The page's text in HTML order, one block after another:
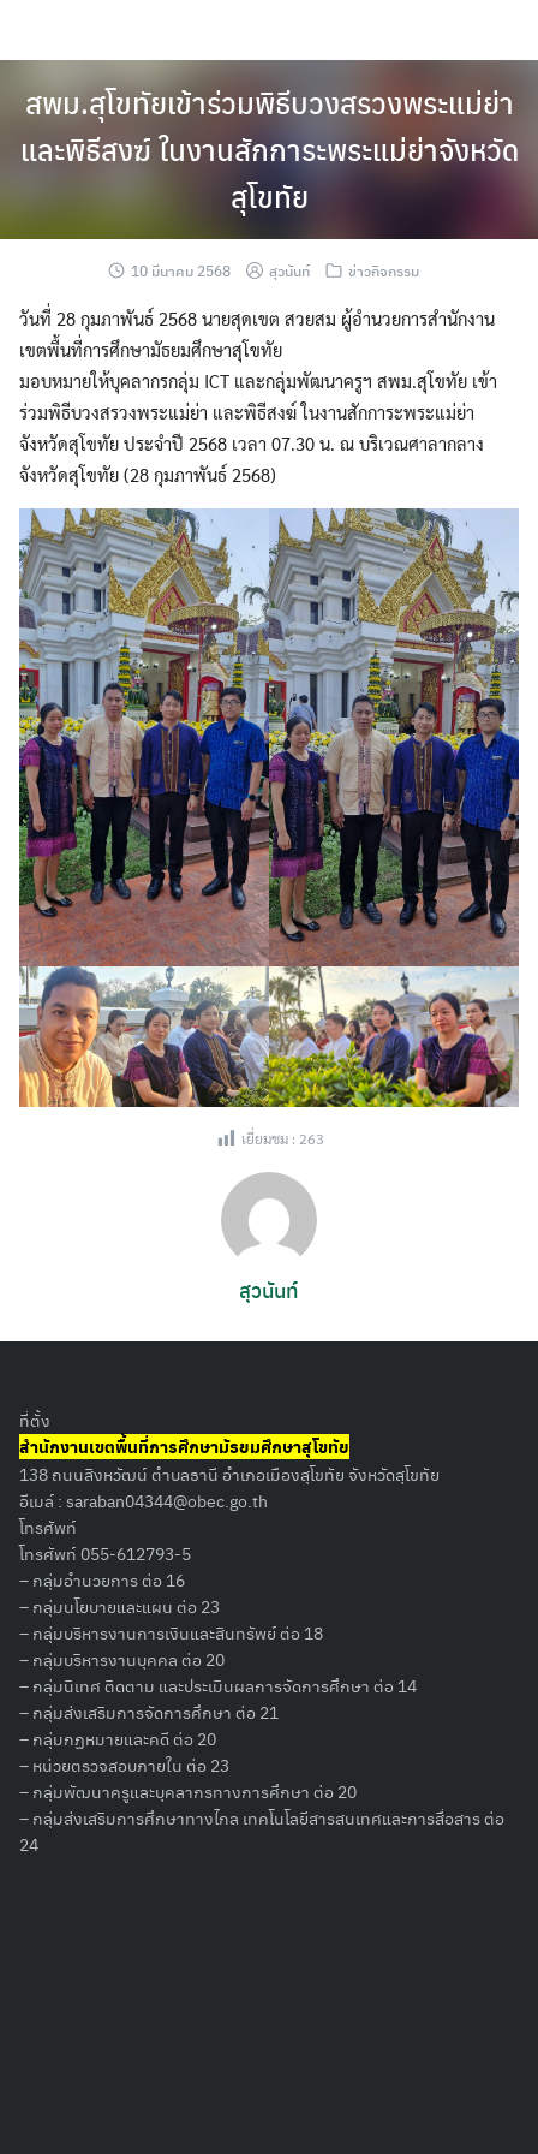
content
for:
สพม.สุโขทัยเข้าร่วมพิธีบวงสรวงพระแม่ย่า
และพิธีสงฆ์ ในงานสักการะพระแม่ย่าจังหวัด
สุโขทัย
10 มีนาคม 2568 สุวนันท์ ข่าวกิจกรรม
วันที่ 28 กุมภาพันธ์ 2568 นายสุดเขต สวยสม ผู้อำนวยการสำนักงาน
เขตพื้นที่การศึกษามัธยมศึกษาสุโขทัย
มอบหมายให้บุคลากรกลุ่ม ICT และกลุ่มพัฒนาครูฯ สพม.สุโขทัย เข้า
ร่วมพิธีบวงสรวงพระแม่ย่า และพิธีสงฆ์ ในงานสักการะพระแม่ย่า
จังหวัดสุโขทัย ประจำปี 2568 เวลา 07.30 น. ณ บริเวณศาลากลาง
จังหวัดสุโขทัย (28 กุมภาพันธ์ 2568)
เยี่ยมชม : 263
สุวนันท์
ที่ตั้ง
สำนักงานเขตพื้นที่การศึกษามัธยมศึกษาสุโขทัย
138 ถนนสิงหวัฒน์ ตำบลธานี อำเภอเมืองสุโขทัย จังหวัดสุโขทัย
อีเมล์ : saraban04344@obec.go.th
โทรศัพท์
โทรศัพท์ 055-612793-5
– กลุ่มอำนวยการ ต่อ 16
– กลุ่มนโยบายและแผน ต่อ 23
– กลุ่มบริหารงานการเงินและสินทรัพย์ ต่อ 18
– กลุ่มบริหารงานบุคคล ต่อ 20
– กลุ่มนิเทศ ติดตาม และประเมินผลการจัดการศึกษา ต่อ 14
– กลุ่มส่งเสริมการจัดการศึกษา ต่อ 21
– กลุ่มกฏหมายและคดี ต่อ 20
– หน่วยตรวจสอบภายใน ต่อ 23
– กลุ่มพัฒนาครูและบุคลากรทางการศึกษา ต่อ 20
– กลุ่มส่งเสริมการศึกษาทางไกล เทคโนโลยีสารสนเทศและการสื่อสาร ต่อ
24